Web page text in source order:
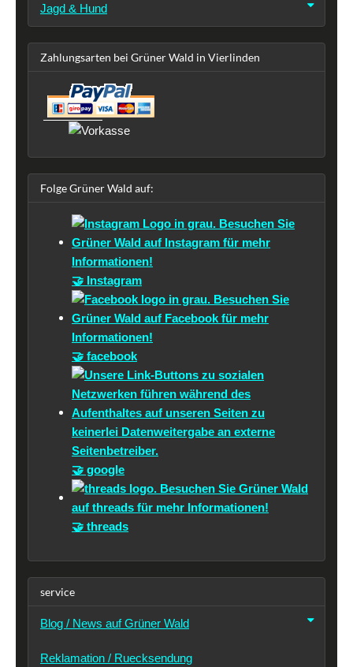
Jagd & Hund
Zahlungsarten bei Grüner Wald in Vierlinden
Folge Grüner Wald auf:
🤝 Instagram
🤝 facebook
🤝 google
🤝 threads
service
Blog / News auf Grüner Wald
Reklamation / Ruecksendung